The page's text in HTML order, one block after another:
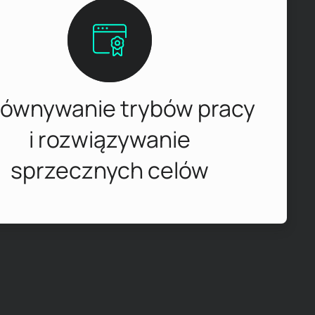
trybów pracy
i rozwiązywanie
sprzecznych celów